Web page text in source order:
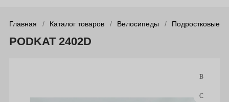
Главная Каталог товаров Велосипеды Подростковые
PODKAT 2402D